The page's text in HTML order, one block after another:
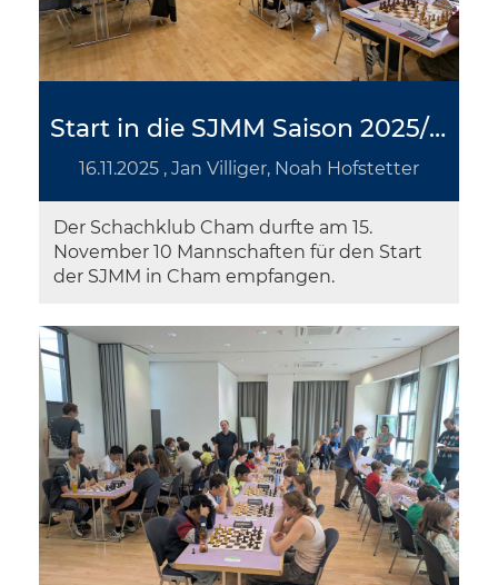
Start in die SJMM Saison 2025/26
16.11.2025 , Jan Villiger, Noah Hofstetter
Der Schachklub Cham durfte am 15.
November 10 Mannschaften für den Start
der SJMM in Cham empfangen.